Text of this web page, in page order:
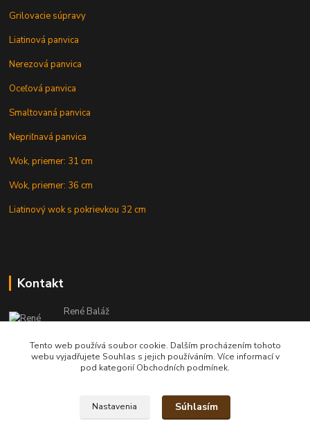
Grilovacie súpravy
Liatinová panvica
Nerezová panvica
Oceľová panvica
Smaltovaná panvica
Nepriľnavá panvica
Wok, priemer: 31 cm
Wok, priemer: 36 cm
Liatinový wok s pokrievkou 32 cm
Kontakt
René Baláž
Eshop: +421 902 212 007
od 8:00 - do 16:00 hod
info@kotlikyshop.sk
Tento web používá soubor cookie. Dalším procházením tohoto
webu vyjadřujete Souhlas s jejich používáním. Více informací v
pod kategorií Obchodních podmínek.
Nastavenia Súhlasím